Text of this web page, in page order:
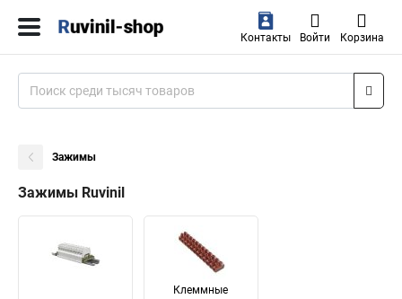
Контакты Войти Корзина
Зажимы
Зажимы Ruvinil
Клеммные